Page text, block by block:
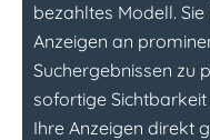
bezahltes Modell.
Anzeigen an
Suchergebnissen zu
sofortige
Ihre Anzeigen direkt